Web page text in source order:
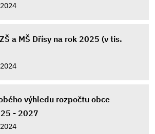
a MŠ Dřísy na rok 2025 (v tis.
výhledu rozpočtu obce
- 2027